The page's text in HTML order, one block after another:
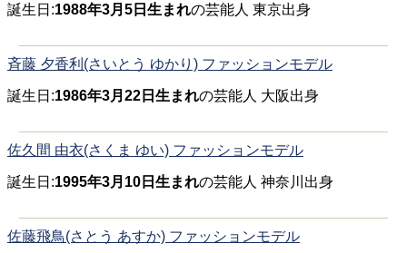
誕生日:1988年3月5日生まれの芸能人 東京出身
斉藤 夕香利(さいとう ゆかり) ファッションモデル
誕生日:1986年3月22日生まれの芸能人 大阪出身
佐久間 由衣(さくま ゆい) ファッションモデル
誕生日:1995年3月10日生まれの芸能人 神奈川出身
佐藤飛鳥(さとう あすか) ファッションモデル